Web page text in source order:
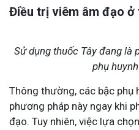
Điều trị viêm âm đạo ở
Sử dụng thuốc Tây đang là
phụ
Thông thường, các bậc phụ
phương pháp này ngay khi
đạo. Tuy nhiên, việc lựa